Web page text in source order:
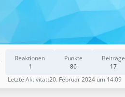
Reaktionen
1
Punkte
86
Beiträge
17
Letzte Aktivität 20. Februar 2024 um 14:09